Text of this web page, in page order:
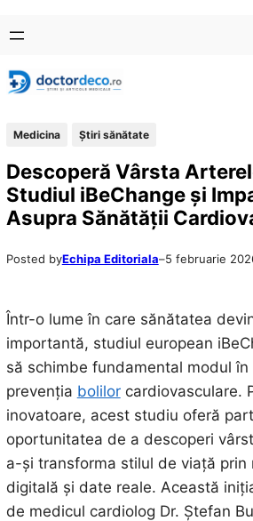
conținut
content
Medicina Ştiri sănătate
Descoperă Vârsta
Studiul iBeChange și
Asupra Sănătății
Posted byEchipa Editoriala–5 februarie
Într-o lume în care sănătatea
importantă, studiul european
să schimbe fundamental modul în
prevenția bolilorcardiovasculare.
inovatoare, acest studiu oferă
oportunitatea de a descoperi
a-și transforma stilul de viață prin
digitală și date reale. Această
de medicul cardiolog Dr. Ștefan